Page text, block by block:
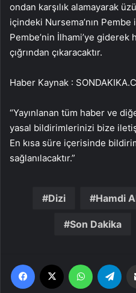
ondan karşılık alamayarak
içindeki Nursema’nın Pembe
Pembe’nin İlhami’ye giderek
çığrından çıkaracaktır.
Haber Kaynak :
“Yayınlanan tüm haber ve
yasal bildirimlerinizi bize
En kısa süre içerisinde
sağlanılacaktır.”
Dizi Hamdi
Son Dakika
Facebook WhatsApp